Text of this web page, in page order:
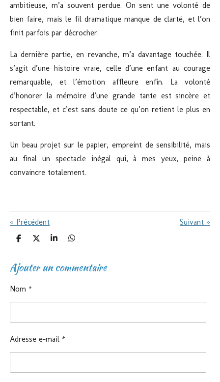
ambitieuse, m’a souvent perdue. On sent une volonté de
bien faire, mais le fil dramatique manque de clarté, et l’on
finit parfois par décrocher.
La dernière partie, en revanche, m’a davantage touchée. Il
s’agit d’une histoire vraie, celle d’une enfant au courage
remarquable, et l’émotion affleure enfin. La volonté
d’honorer la mémoire d’une grande tante est sincère et
respectable, et c’est sans doute ce qu’on retient le plus en
sortant.
Un beau projet sur le papier, empreint de sensibilité, mais
au final un spectacle inégal qui, à mes yeux, peine à
convaincre totalement.
« Précédent Suivant »
P
t
a
e
P
t
a
P
t
a
P
t
a
Ajouter un commentaire
Nom *
Adresse e-mail *